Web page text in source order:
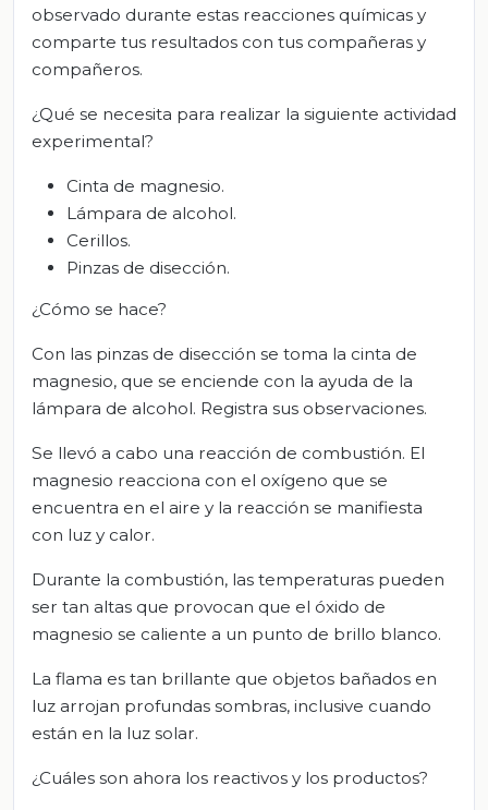
observado durante estas reacciones químicas y
comparte tus resultados con tus compañeras y
compañeros.
¿Qué se necesita para realizar la siguiente actividad
experimental?
Cinta de magnesio.
Lámpara de alcohol.
Cerillos.
Pinzas de disección.
¿Cómo se hace?
Con las pinzas de disección se toma la cinta de
magnesio, que se enciende con la ayuda de la
lámpara de alcohol. Registra sus observaciones.
Se llevó a cabo una reacción de combustión. El
magnesio reacciona con el oxígeno que se
encuentra en el aire y la reacción se manifiesta
con luz y calor.
Durante la combustión, las temperaturas pueden
ser tan altas que provocan que el óxido de
magnesio se caliente a un punto de brillo blanco.
La flama es tan brillante que objetos bañados en
luz arrojan profundas sombras, inclusive cuando
están en la luz solar.
¿Cuáles son ahora los reactivos y los productos?